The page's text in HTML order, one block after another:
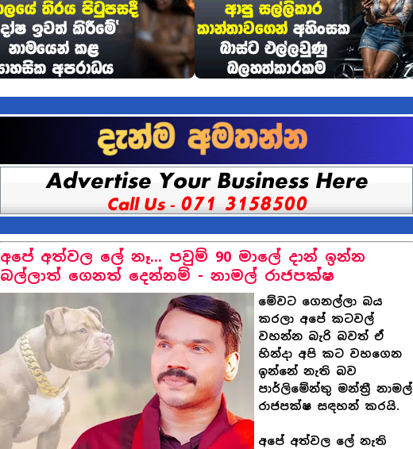
අපේ අත්වල ලේ නෑ... පවුම් 90 මාලේ දාන් ඉන්න
බල්ලාත් ගෙනත් දෙන්නම් - නාමල් රාජපක්ෂ
මේවට ගෙනල්ලා බය
කරලා අපේ කටවල්
වහන්න බැරි බවත් ඒ
හින්දා අපි කට වහගෙන
ඉන්නේ නැති බව
පාර්ලිමේන්තු මන්ත්‍රී නාමල්
රාජපක්ෂ සඳහන් කරයි.
අපේ අත්වල ලේ නැති